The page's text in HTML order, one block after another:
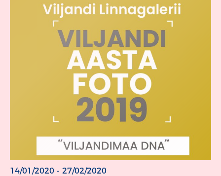
14/01/2020 - 27/02/2020